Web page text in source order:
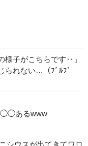
様子がこちらです‥」
られない…（ﾌﾞﾙﾌﾞ
◯◯あるwww